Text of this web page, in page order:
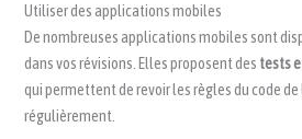
Utiliser des applications mobiles
De nombreuses applications mobiles sont
dans vos révisions. Elles proposent des tests
qui permettent de revoir les règles du code
régulièrement.